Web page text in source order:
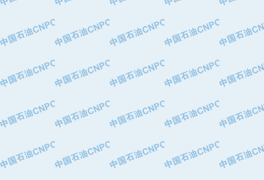
·上海山武控制仪表有限公司
·上海赛科石油化工有限责任公司
·上海高桥石化
·中国石化扬子石油化工股份有限公司
·中国石化长岭炼化公司
·中国石油长庆油田分公司
·山东墨龙石油机械股份有限公司
·大庆油田物资集团